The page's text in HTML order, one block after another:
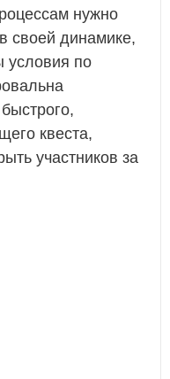
нужно
своей динамике,
условия по
квеста,
участников за